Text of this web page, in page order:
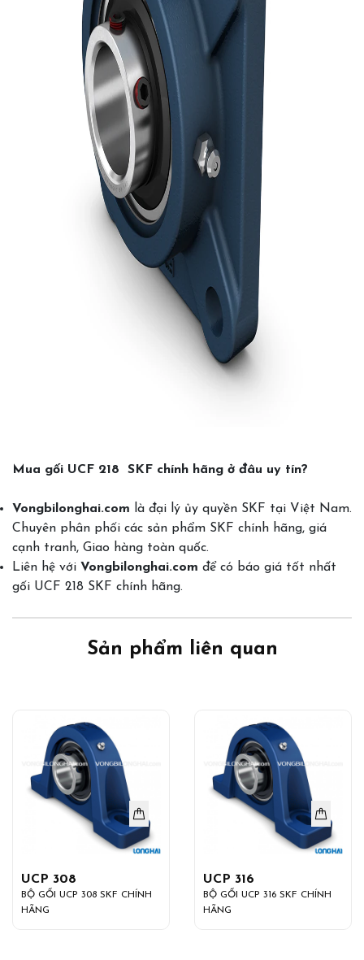
Mua gối UCF 218 SKF chính hãng ở đâu uy tín?
Vongbilonghai.com
là đại lý ủy quyền SKF tại Việt Nam.
Chuyên phân phối các sản phẩm SKF chính hãng, giá
cạnh tranh, Giao hàng toàn quốc.
Liên hệ với Vongbilonghai.com để có báo giá tốt nhất
gối UCF 218 SKF chính hãng.
Sản phẩm liên quan
UCP 308
BỘ GỐI UCP 308 SKF CHÍNH
HÃNG
UCP 316
BỘ GỐI UCP 316 SKF CHÍNH
HÃNG